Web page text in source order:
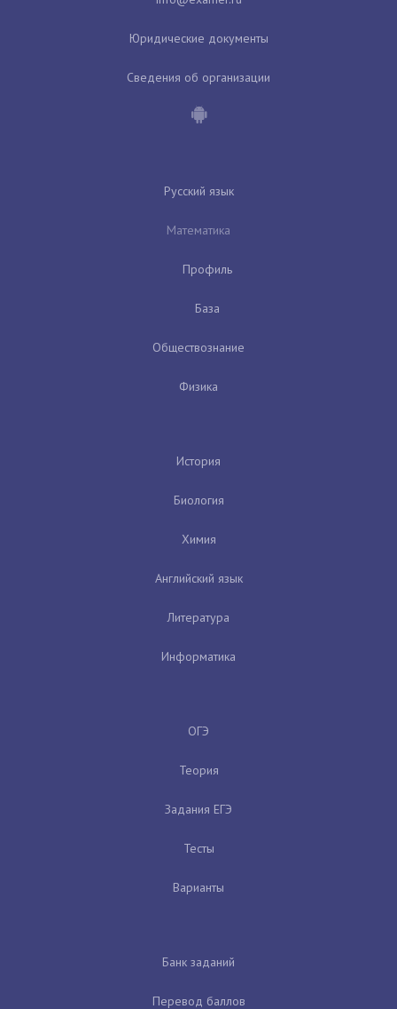
Юридические документы
Сведения об организации
Русский язык
Математика
Профиль
База
Обществознание
Физика
История
Биология
Химия
Английский язык
Литература
Информатика
ОГЭ
Теория
Задания ЕГЭ
Тесты
Варианты
Банк заданий
Перевод баллов